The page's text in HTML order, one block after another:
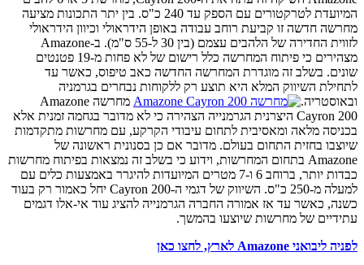
המיועדת לטרקטורים עם הספק עד 240 כ"ס. בין יתר התכונות מציעה
מחרשה חדשה זו קביעת רוחב עבודה באופן הידראולי וכיוון הידראולי
לזווית החדירה של הלהבים עצמם (בין 30 ל-55 ס"מ). ב-Amazone
מצהירים כי פיתוח המחרשה כלל רישום של לא פחות מ-19 פטנטים
שונים. בשלב זה מוגדרת המחרשה החדשה כאב טיפוס, כאשר עד
לתחילת השיווק המלא היא תוצע רק ללקוחות נבחרים בגרמניה
ובאוסטריה.
מחרשה Amazone
Cayron 200 היצרנית הגרמנייה הצהירה כי לא מדובר בגחמה זמנית אלא
בכניסה מלאה ומאסיבית לתחום עיבודי הקרקע, עם מחרשות מתקדמות
שיוצבו בחזית התחום בעולם. מדובר אם כן בסנונית ראשונה של
Amazone בתחום המחרשות, וידוע כי בשלב זה נמצאות בפיתוח מחרשות
כבדות יותר, ברוחב 6 ו-7 מטרים המיועדות להיגרר באמצעות כלים עם
למעלה מ-250 כ"ס. השיווק של דגמי ה-Cayron 200 יחל כאמור רק בעוד
כשנה, כאשר עד אז אמורה החברה הגרמנייה להציג עוד אי-אלו דגמים
עתידיים של מחרשות שיוצעו בהמשך.
לפניה ליבואני Amazone לארץ, לחצו כאן